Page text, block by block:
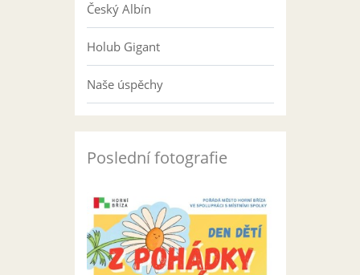
Český Albín
Holub Gigant
Naše úspěchy
Poslední fotografie